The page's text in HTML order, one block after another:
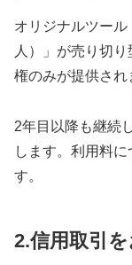
オリジナルツー
人）」が売り切
権のみが提供され
2年目以降も継続
します。利用料
す。
2.信用取引